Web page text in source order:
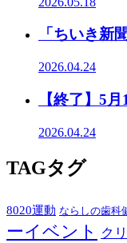
「ちいき新
2026.04.24
【終了】5
2026.04.24
TAGタグ
8020運動 ならしの歯科
ーイベント
ク